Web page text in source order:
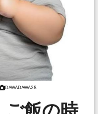
DAWADAWA28